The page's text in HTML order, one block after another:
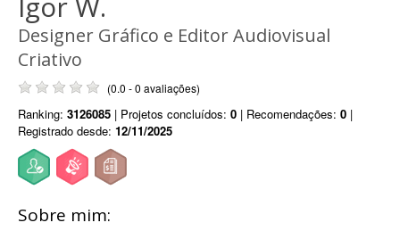
Designer Gráfico e Editor Audiovisual
Criativo
(0.0 - 0 avaliações)
Ranking: 3126085 | Projetos concluídos: 0 | Recomendações: 0 |
Registrado desde: 12/11/2025
Sobre mim: